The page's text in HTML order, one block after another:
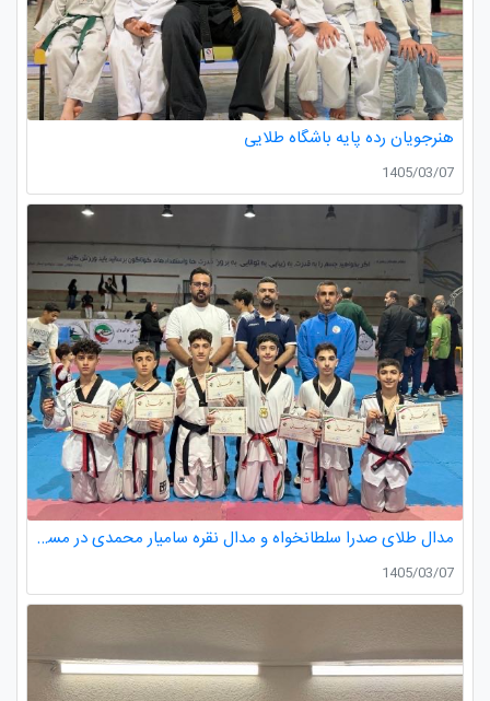
هنرجویان رده پایه باشگاه طلایی
1405/03/07
مدال طلای صدرا سلطانخواه و مدال نقره سامیار محمدی در مسابقات قهرمانی نونهالان استان گیلان
1405/03/07